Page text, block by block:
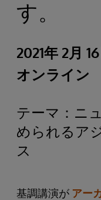
す。
2021年 2月
オンライン
テーマ：ニ
められるア
ス
基調講演が アー